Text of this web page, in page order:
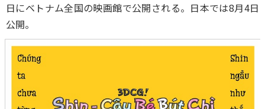
日にベトナム全国の映画館で公開される。日本では8月4日
公開。